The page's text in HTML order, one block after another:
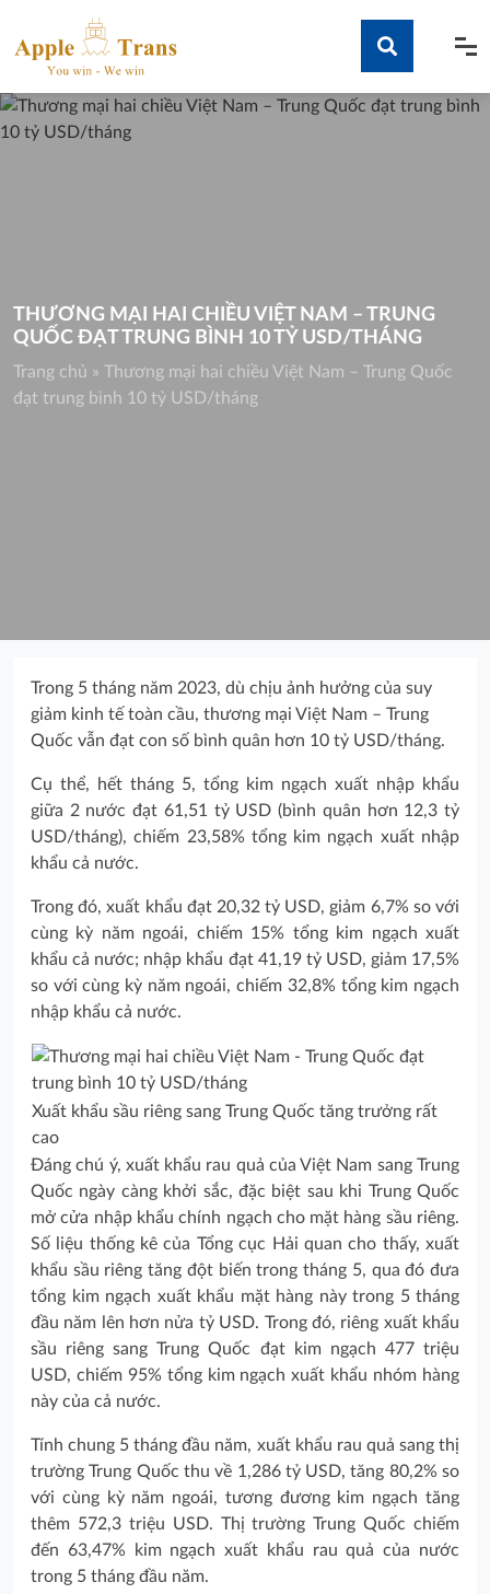
content
Tìm kiếm
THƯƠNG MẠI HAI CHIỀU VIỆT NAM – TRUNG
QUỐC ĐẠT TRUNG BÌNH 10 TỶ USD/THÁNG
Trang chủ » Thương mại hai chiều Việt Nam – Trung Quốc
đạt trung bình 10 tỷ USD/tháng
Trong 5 tháng năm 2023, dù chịu ảnh hưởng của suy
giảm kinh tế toàn cầu, thương mại Việt Nam – Trung
Quốc vẫn đạt con số bình quân hơn 10 tỷ USD/tháng.
Cụ thể, hết tháng 5, tổng kim ngạch xuất nhập khẩu
giữa 2 nước đạt 61,51 tỷ USD (bình quân hơn 12,3 tỷ
USD/tháng), chiếm 23,58% tổng kim ngạch xuất nhập
khẩu cả nước.
Trong đó, xuất khẩu đạt 20,32 tỷ USD, giảm 6,7% so với
cùng kỳ năm ngoái, chiếm 15% tổng kim ngạch xuất
khẩu cả nước; nhập khẩu đạt 41,19 tỷ USD, giảm 17,5%
so với cùng kỳ năm ngoái, chiếm 32,8% tổng kim ngạch
nhập khẩu cả nước.
Xuất khẩu sầu riêng sang Trung Quốc tăng trưởng rất
cao
Đáng chú ý, xuất khẩu rau quả của Việt Nam sang Trung
Quốc ngày càng khởi sắc, đặc biệt sau khi Trung Quốc
mở cửa nhập khẩu chính ngạch cho mặt hàng sầu riêng.
Số liệu thống kê của Tổng cục Hải quan cho thấy, xuất
khẩu sầu riêng tăng đột biến trong tháng 5, qua đó đưa
tổng kim ngạch xuất khẩu mặt hàng này trong 5 tháng
đầu năm lên hơn nửa tỷ USD. Trong đó, riêng xuất khẩu
sầu riêng sang Trung Quốc đạt kim ngạch 477 triệu
USD, chiếm 95% tổng kim ngạch xuất khẩu nhóm hàng
này của cả nước.
Tính chung 5 tháng đầu năm, xuất khẩu rau quả sang thị
trường Trung Quốc thu về 1,286 tỷ USD, tăng 80,2% so
với cùng kỳ năm ngoái, tương đương kim ngạch tăng
thêm 572,3 triệu USD. Thị trường Trung Quốc chiếm
đến 63,47% kim ngạch xuất khẩu rau quả của nước
trong 5 tháng đầu năm.